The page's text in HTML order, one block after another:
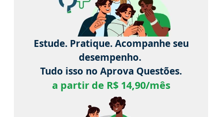
Estude. Pratique. Acompanhe seu
desempenho.
Tudo isso no Aprova Questões.
a partir de R$ 14,90/mês